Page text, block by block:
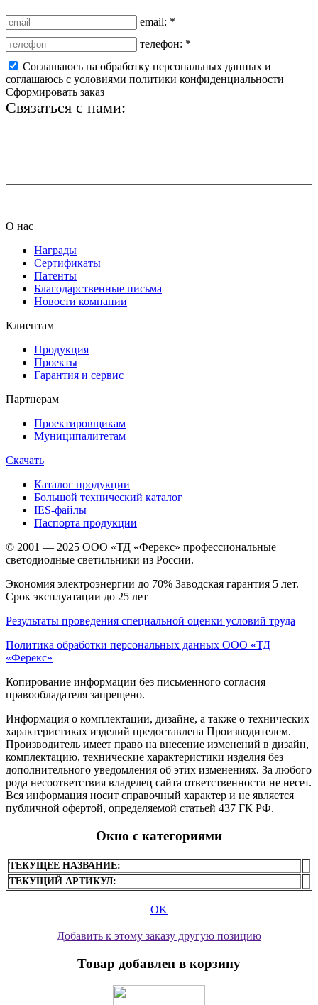
email: *
телефон: *
Соглашаюсь на обработку персональных данных и
соглашаюсь с условиями политики конфиденциальности
Сформировать заказ
Связаться с нами:
О нас
Награды
Сертификаты
Патенты
Благодарственные письма
Новости компании
Клиентам
Продукция
Проекты
Гарантия и сервис
Партнерам
Проектировщикам
Муниципалитетам
Скачать
Каталог продукции
Большой технический каталог
IES-файлы
Паспорта продукции
© 2001 — 2025 ООО «ТД «Ферекс» профессиональные
светодиодные светильники из России.
Экономия электроэнергии до 70% Заводская гарантия 5 лет.
Срок эксплуатации до 25 лет
Результаты проведения специальной оценки условий труда
Политика обработки персональных данных ООО «ТД
«Ферекс»
Копирование информации без письменного согласия
правообладателя запрещено.
Информация о комплектации, дизайне, а также о технических
характеристиках изделий предоставлена Производителем.
Производитель имеет право на внесение изменений в дизайн,
комплектацию, технические характеристики изделия без
дополнительного уведомления об этих изменениях. За любого
рода несоответствия владелец сайта ответственности не несет.
Вся информация носит справочный характер и не является
публичной офертой, определяемой статьей 437 ГК РФ.
Окно с категориями
ТЕКУЩЕЕ НАЗВАНИЕ:
ТЕКУЩИЙ АРТИКУЛ:
OK
Добавить к этому заказу другую позицию
Товар добавлен в корзину